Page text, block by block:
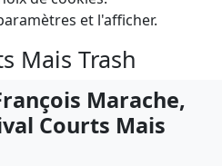
et l'afficher.
Mais Trash
Marache,
Courts Mais